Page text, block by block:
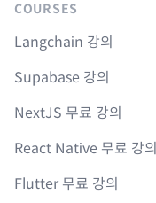
COURSES
Langchain 강의
Supabase 강의
NextJS 무료 강의
React Native 무료 강의
Flutter 무료 강의